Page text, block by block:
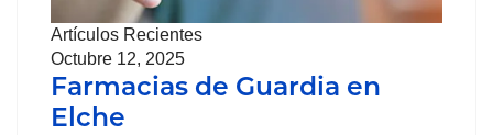
Artículos Recientes
Octubre 12, 2025
Farmacias de Guardia en
Elche